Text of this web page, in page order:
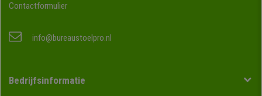
Contactformulier
info@bureaustoelpro.nl
Bedrijfsinformatie